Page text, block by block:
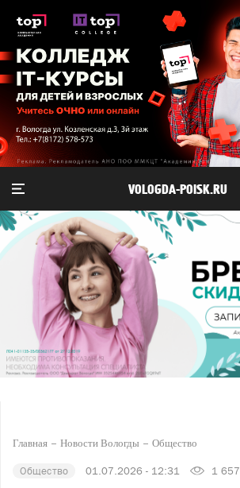
VOLOGDA-POISK.RU
Главная Новости Вологды Общество
Общество 01.07.2026 - 12:31 1 657